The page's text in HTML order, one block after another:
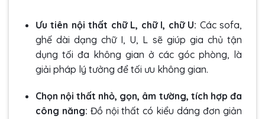
Ưu tiên nội thất chữ L, chữ I, chữ U: Các sofa,
ghế dài dạng chữ I, U, L sẽ giúp gia chủ tận
dụng tối đa không gian ở các góc phòng, là
giải pháp lý tưởng để tối ưu không gian.
Chọn nội thất nhỏ, gọn, âm tường, tích hợp đa
công năng: Đồ nội thất có kiểu dáng đơn giản